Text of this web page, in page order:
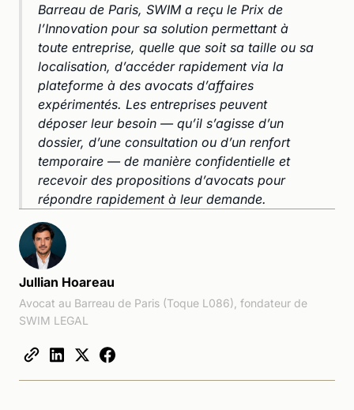
Barreau de Paris, SWIM a reçu le Prix de
l’Innovation pour sa solution permettant à
toute entreprise, quelle que soit sa taille ou sa
localisation, d’accéder rapidement via la
plateforme à des avocats d’affaires
expérimentés. Les entreprises peuvent
déposer leur besoin — qu’il s’agisse d’un
dossier, d’une consultation ou d’un renfort
temporaire — de manière confidentielle et
recevoir des propositions d’avocats pour
répondre rapidement à leur demande.
Jullian Hoareau
Avocat au Barreau de Paris (Toque L086), fondateur de
SWIM LEGAL